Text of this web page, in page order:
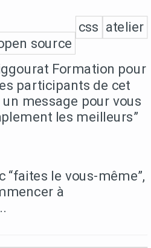
atelier
css
source
Formation pour
participants de cet
message pour vous
les meilleurs”
“faites le vous-même”,
à